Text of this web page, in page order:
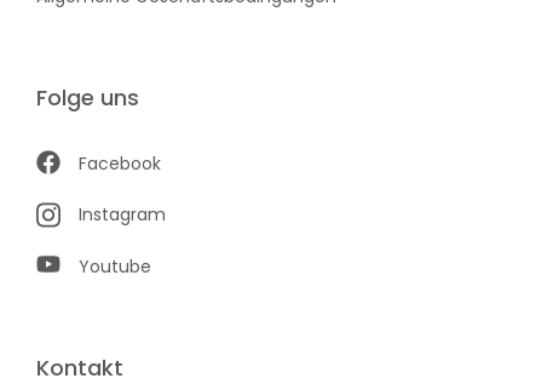
Folge uns
Facebook
Instagram
Youtube
Kontakt